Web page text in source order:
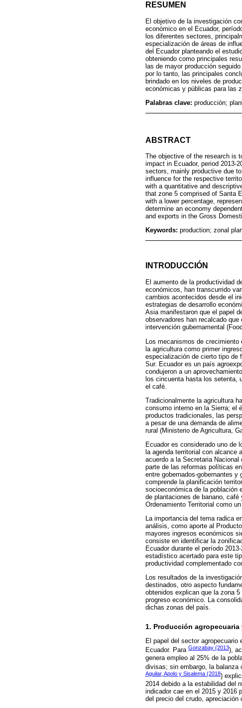
RESUMEN
El objetivo de la investigación
económico en el Ecuador,
los diferentes sectores,
especialización de áreas de
del Ecuador planteando el
obteniendo como principales
las de mayor producción
por lo tanto, las principales
brindado en los niveles de
económicas y públicas para las
Palabras clave: producción;
ABSTRACT
The objective of the research is
impact in Ecuador, period 2013-
sectors, mainly productive due
influence for the respective
with a quantitative and
that zone 5 comprised of Santa
with a lower percentage,
determine an economy
and exports in the Gross
Keywords: production; zonal
INTRODUCCIÓN
El aumento de la productividad
económicos, han transcurrido
cambios acontecidos desde el
estrategias de desarrollo
Asia manifestaron que el papel
observadores han recalcado
intervención gubernamental
Los mecanismos de crecimiento
la agricultura como primer
especialización de cierto tipo de
Sur. Ecuador es un país
condujeron a un
los cincuenta hasta los setenta,
el café.
Tradicionalmente la agricultura
consumo interno en la Sierra; el
productos tradicionales, las
a pesar de una demanda de
rural (Ministerio de Agricultura,
Ecuador es considerado uno de
la agenda territorial con
acuerdo a la Secretaria
parte de las reformas políticas
entre gobernados-gobernantes
comprende la planificación
socioeconómica de la población
de plantaciones de banano,
Ordenamiento Territorial como
La importancia del tema radica
análisis, como aporte al
mayores ingresos económicos
consiste en identificar la
Ecuador durante el período
estadístico acertado para este
productividad complementado
Los resultados de la
destinados, otro aspecto
obtenidos explican que la zona
progreso económico. La
dichas zonas del país.
1. Producción
El papel del sector
Ecuador. Para Gonzabay (2013),
genera empleo al 25% de la
divisas; sin embargo, la balanza
Aguilar, Apolo y Sisalema (2018)
2014 debido a la estabilidad del
indicador cae en el 2015 y 2016
del precio del crudo, apreciación